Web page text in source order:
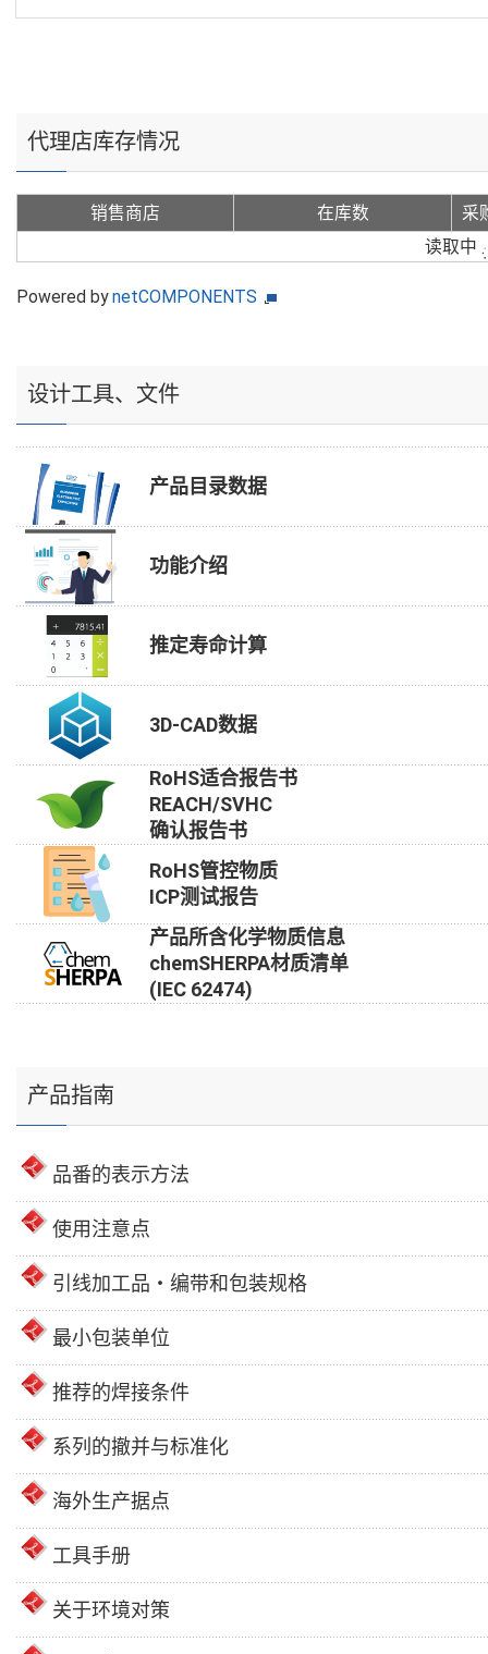
代理店库存情况
销售商店 在库数
采
读取中
Powered bynetCOMPONENTS
设计工具、文件
产品目录数据
功能介绍
推定寿命计算
3D-CAD数据
RoHS适合报告书
REACH/SVHC
确认报告书
RoHS管控物质
ICP测试报告
产品所含化学物质信息
chemSHERPA材质清单
(IEC 62474)
产品指南
品番的表示方法
使用注意点
引线加工品・编带和包装规格
最小包装单位
推荐的焊接条件
系列的撤并与标准化
海外生产据点
工具手册
关于环境对策